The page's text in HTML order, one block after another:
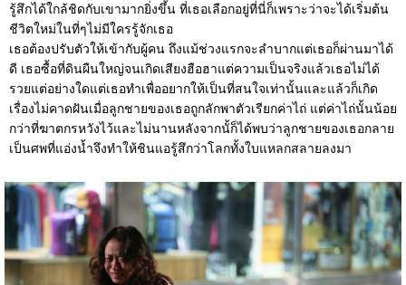
รู้สึกได้ใกล้ชิดกับเขามากยิ่งขึ้น ที่เธอเลือกอยู่ที่นี่ก็เพราะว่าจะได้เริ่มต้น
ชีวิตใหม่ในที่ๆไม่มีใครรู้จักเธอ
เธอต้องปรับตัวให้เข้ากับผู้คน ถึงแม้ช่วงแรกจะลำบากแต่เธอก็ผ่านมาได้
ดี เธอซื้อที่ดินผืนใหญ่จนเกิดเสียงฮือฮาแต่ความเป็นจริงแล้วเธอไม่ได้
รวยแต่อย่างใดแต่เธอทำเพื่ออยากให้เป็นที่สนใจเท่านั้นและแล้วก็เกิด
เรื่องไม่คาดฝันเมื่อลูกชายของเธอถูกลักพาตัวเรียกค่าไถ่ แต่ค่าไถ่นั้นน้อย
กว่าที่ฆาตกรหวังไว้และไม่นานหลังจากนั้ก็ได้พบว่าลูกชายของเธอกลาย
เป็นศพที่แอ่งน้ำจึงทำให้ชินแอรู้สึกว่าโลกทั้งใบแหลกสลายลงมา